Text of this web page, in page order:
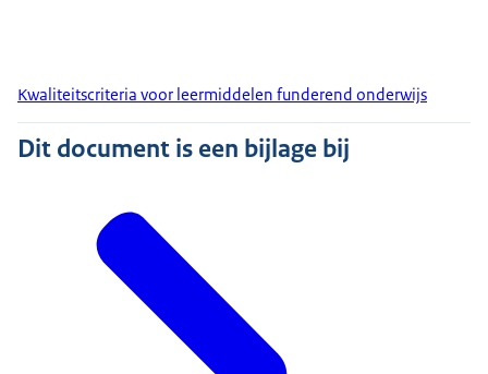
Kwaliteitscriteria voor leermiddelen funderend onderwijs
Dit document is een bijlage bij